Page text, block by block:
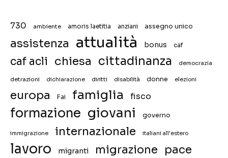
730 ambiente amoris laetitia anziani assegno unico
assistenza attualità bonus caf
caf acli chiesa cittadinanza democrazia
detrazioni dichiarazione diritti disabilità donne elezioni
europa Fai famiglia fisco
formazione giovani governo
immigrazione internazionale italiani all'estero
lavoro migranti migrazione pace